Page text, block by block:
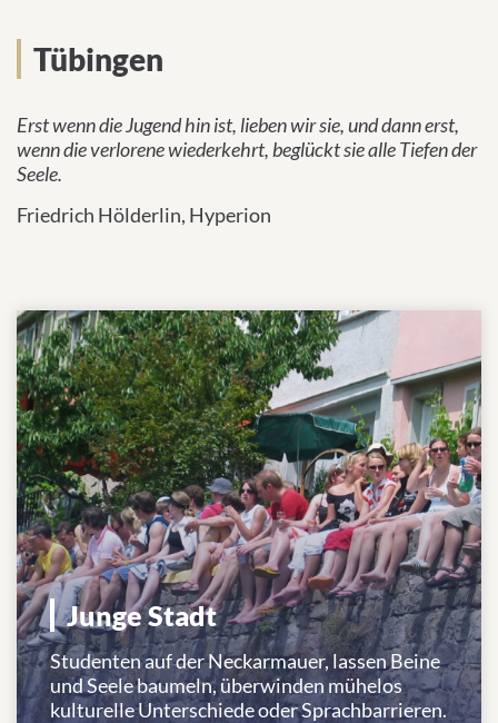
Deutsch
Datenschutz
Tübinger Leben
Tübingen
Erst wenn die Jugend hin ist, lieben wir sie, und dann erst,
wenn die verlorene wiederkehrt, beglückt sie alle Tiefen der
Seele.
Friedrich Hölderlin, Hyperion
Junge Stadt
Studenten auf der Neckarmauer, lassen Beine
und Seele baumeln, überwinden mühelos
kulturelle Unterschiede oder Sprachbarrieren.